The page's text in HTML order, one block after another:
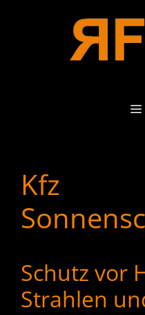
Kfz
Schutz vor
Strahlen